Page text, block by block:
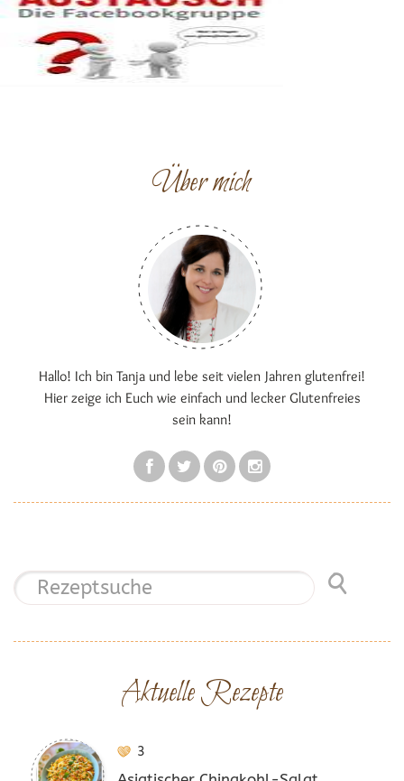
Über mich
Hallo! Ich bin Tanja und lebe seit vielen Jahren glutenfrei!
Hier zeige ich Euch wie einfach und lecker Glutenfreies
sein kann!
Aktuelle Rezepte
3